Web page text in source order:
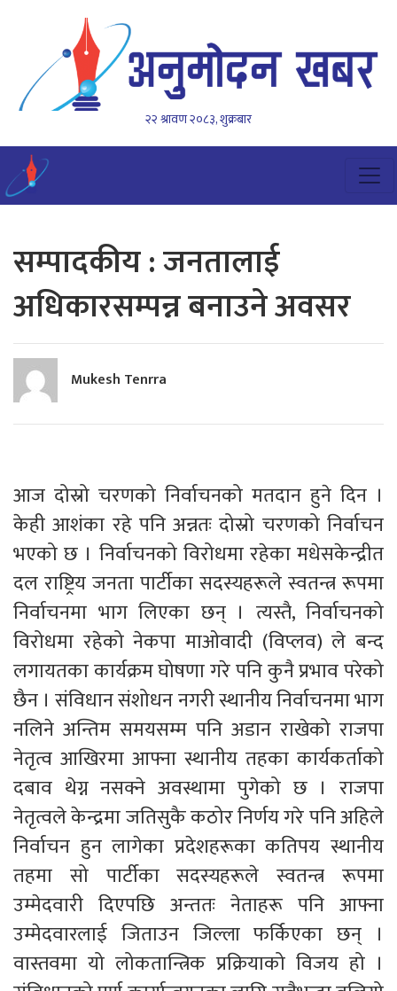
२२ श्रावण २०८३, शुक्रबार
सम्पादकीय : जनतालाई
अधिकारसम्पन्न बनाउने अवसर
Mukesh Tenrra
आज दोस्रो चरणको निर्वाचनको मतदान हुने दिन ।
केही आशंका रहे पनि अन्नतः दोस्रो चरणको निर्वाचन
भएको छ । निर्वाचनको विरोधमा रहेका मधेसकेन्द्रीत
दल राष्ट्रिय जनता पार्टीका सदस्यहरूले स्वतन्त्र रूपमा
निर्वाचनमा भाग लिएका छन् । त्यस्तै, निर्वाचनको
विरोधमा रहेको नेकपा माओवादी (विप्लव) ले बन्द
लगायतका कार्यक्रम घोषणा गरे पनि कुनै प्रभाव परेको
छैन । संविधान संशोधन नगरी स्थानीय निर्वाचनमा भाग
नलिने अन्तिम समयसम्म पनि अडान राखेको राजपा
नेतृत्व आखिरमा आफ्ना स्थानीय तहका कार्यकर्ताको
दबाव थेग्न नसक्ने अवस्थामा पुगेको छ । राजपा
नेतृत्वले केन्द्रमा जतिसुकै कठोर निर्णय गरे पनि अहिले
निर्वाचन हुन लागेका प्रदेशहरूका कतिपय स्थानीय
तहमा सो पार्टीका सदस्यहरूले स्वतन्त्र रूपमा
उम्मेदवारी दिएपछि अन्ततः नेताहरू पनि आफ्ना
उम्मेदवारलाई जिताउन जिल्ला फर्किएका छन् ।
वास्तवमा यो लोकतान्त्रिक प्रक्रियाको विजय हो ।